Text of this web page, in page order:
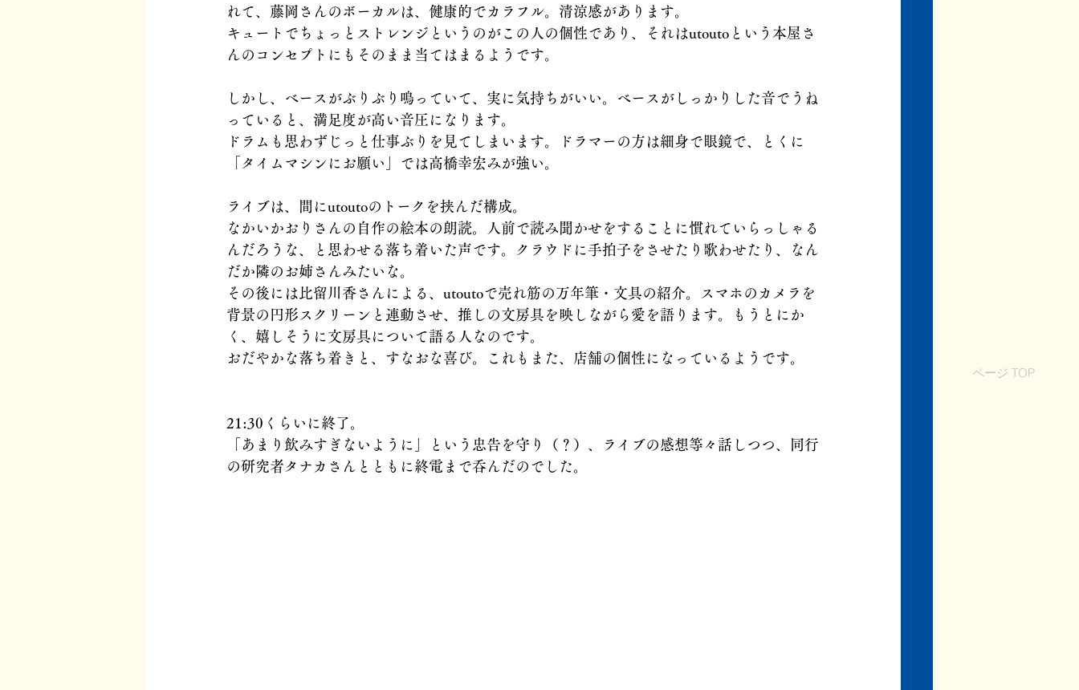
ページ TOP
れて、藤岡さんのボーカルは、健康的でカラフル。清涼感があります。
キュートでちょっとストレンジというのがこの人の個性であり、それはutoutoという本屋さ
んのコンセプトにもそのまま当てはまるようです。
しかし、ベースがぶりぶり鳴っていて、実に気持ちがいい。ベースがしっかりした音でうね
っていると、満足度が高い音圧になります。
ドラムも思わずじっと仕事ぶりを見てしまいます。ドラマーの方は細身で眼鏡で、とくに
「タイムマシンにお願い」では高橋幸宏みが強い。
ライブは、間にutoutoのトークを挟んだ構成。
なかいかおりさんの自作の絵本の朗読。人前で読み聞かせをすることに慣れていらっしゃる
んだろうな、と思わせる落ち着いた声です。クラウドに手拍子をさせたり歌わせたり、なん
だか隣のお姉さんみたいな。
その後には比留川香さんによる、utoutoで売れ筋の万年筆・文具の紹介。スマホのカメラを
背景の円形スクリーンと連動させ、推しの文房具を映しながら愛を語ります。もうとにか
く、嬉しそうに文房具について語る人なのです。
おだやかな落ち着きと、すなおな喜び。これもまた、店舗の個性になっているようです。
21:30くらいに終了。
「あまり飲みすぎないように」という忠告を守り（？）、ライブの感想等々話しつつ、同行
の研究者タナカさんとともに終電まで呑んだのでした。